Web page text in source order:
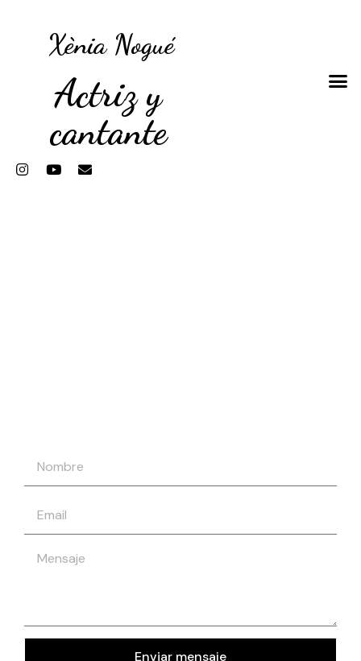
Xènia Nogué
Actriz y
cantante
Enviar mensaje